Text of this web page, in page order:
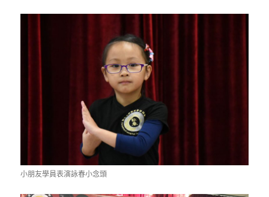
小朋友學員表演詠春小念頭